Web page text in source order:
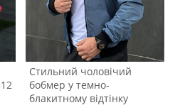
Стильний чоловічий
бобмер у темно-
блакитному відтінку